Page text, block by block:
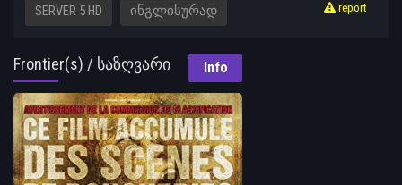
SERVER 5 HD ᲘᲜᲒᲚᲘᲡᲣᲠᲐᲓ report
Frontier(s) / საზღვარი Info